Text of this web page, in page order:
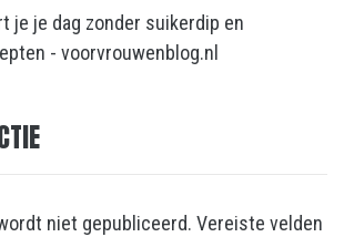
je je dag zonder suikerdip en
- voorvrouwenblog.nl
niet gepubliceerd. Vereiste velden